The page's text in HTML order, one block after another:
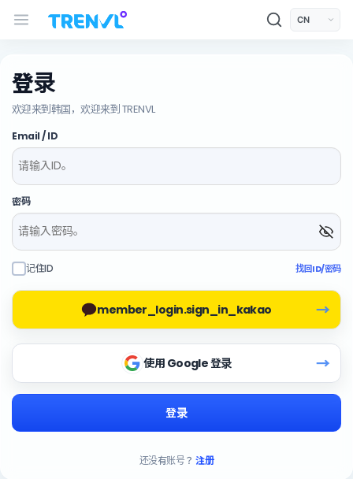
TRENVL Main Header Navigation 언어선택
登录
欢迎来到韩国，欢迎来到 TRENVL
Email / ID
密码
记住ID 找回ID/密码
member_login.sign_in_kakao →
使用 Google 登录 →
登录
还没有账号？注册